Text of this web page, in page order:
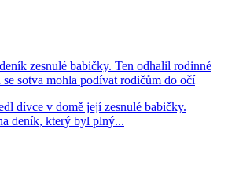
zesnulé babičky. Ten odhalil rodinné
sotva mohla podívat rodičům do očí
dívce v domě její zesnulé babičky.
deník, který byl plný...